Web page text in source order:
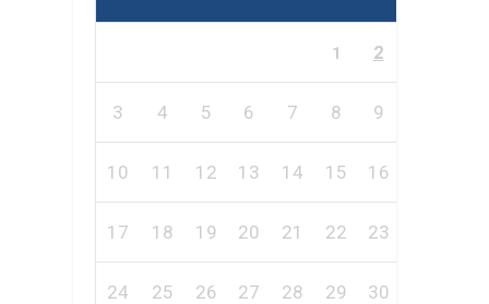
1 2
3 4 5 6 7 8 9
10 11 12 13 14 15 16
17 18 19 20 21 22 23
24 25 26 27 28 29 30